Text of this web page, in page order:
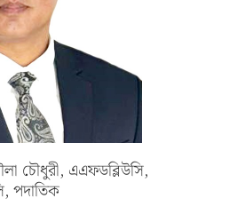
চৌধুরী, এএফডব্লিউসি,
পদাতিক